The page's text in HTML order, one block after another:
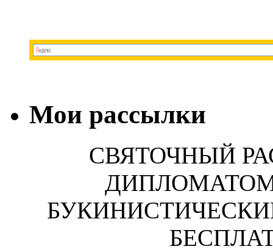
Мои рассылки
СВЯТОЧНЫЙ